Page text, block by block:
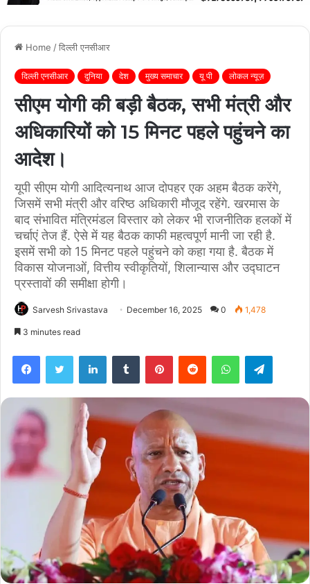
Home /दिल्ली एनसीआर
दिल्ली एनसीआर दुनिया देश मुख्य समाचार यू पी लोकल न्यूज़
सीएम योगी की बड़ी बैठक, सभी मंत्री और
अधिकारियों को 15 मिनट पहले पहुंचने का
आदेश।
यूपी सीएम योगी आदित्यनाथ आज दोपहर एक अहम बैठक करेंगे,
जिसमें सभी मंत्री और वरिष्ठ अधिकारी मौजूद रहेंगे. खरमास के
बाद संभावित मंत्रिमंडल विस्तार को लेकर भी राजनीतिक हलकों में
चर्चाएं तेज हैं. ऐसे में यह बैठक काफी महत्वपूर्ण मानी जा रही है.
इसमें सभी को 15 मिनट पहले पहुंचने को कहा गया है. बैठक में
विकास योजनाओं, वित्तीय स्वीकृतियों, शिलान्यास और उद्घाटन
प्रस्तावों की समीक्षा होगी।
Sarvesh Srivastava December 16, 2025 0 1,478
3 minutes read
FacebookTwitter LinkedInTumblr PinterestReddit WhatsApp